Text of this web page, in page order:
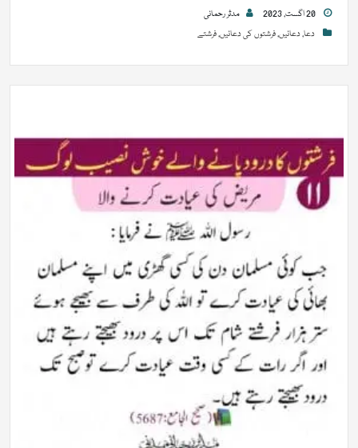
مدثر رحمانی
دعا,دعائیں,فرشتوں کی دعائیں,فرشتے